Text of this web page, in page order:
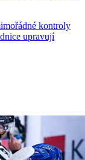
kontroly
upravují